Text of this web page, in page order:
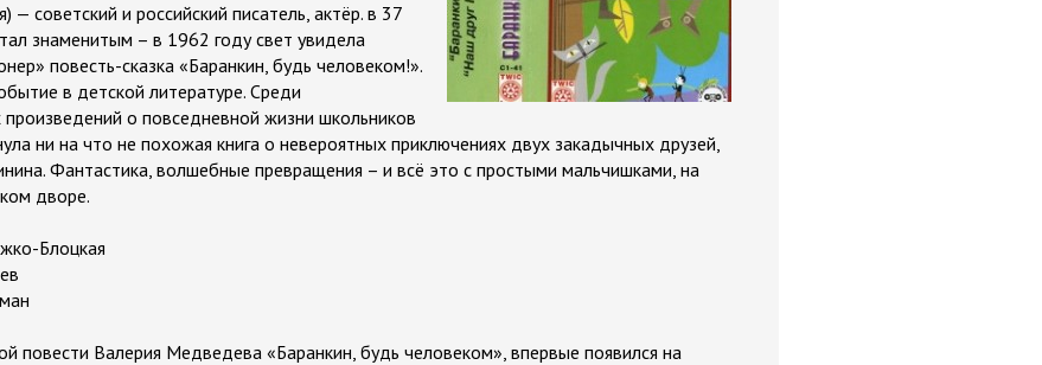
— советский и российский писатель, актёр. в 37
знаменитым – в 1962 году свет увидела
повесть-сказка «Баранкин, будь человеком!».
в детской литературе. Среди
о повседневной жизни школьников
ни на что не похожая книга о невероятных приключениях двух закадычных друзей,
Фантастика, волшебные превращения – и всё это с простыми мальчишками, на
дворе.
Блоцкая
повести Валерия Медведева «Баранкин, будь человеком», впервые появился на